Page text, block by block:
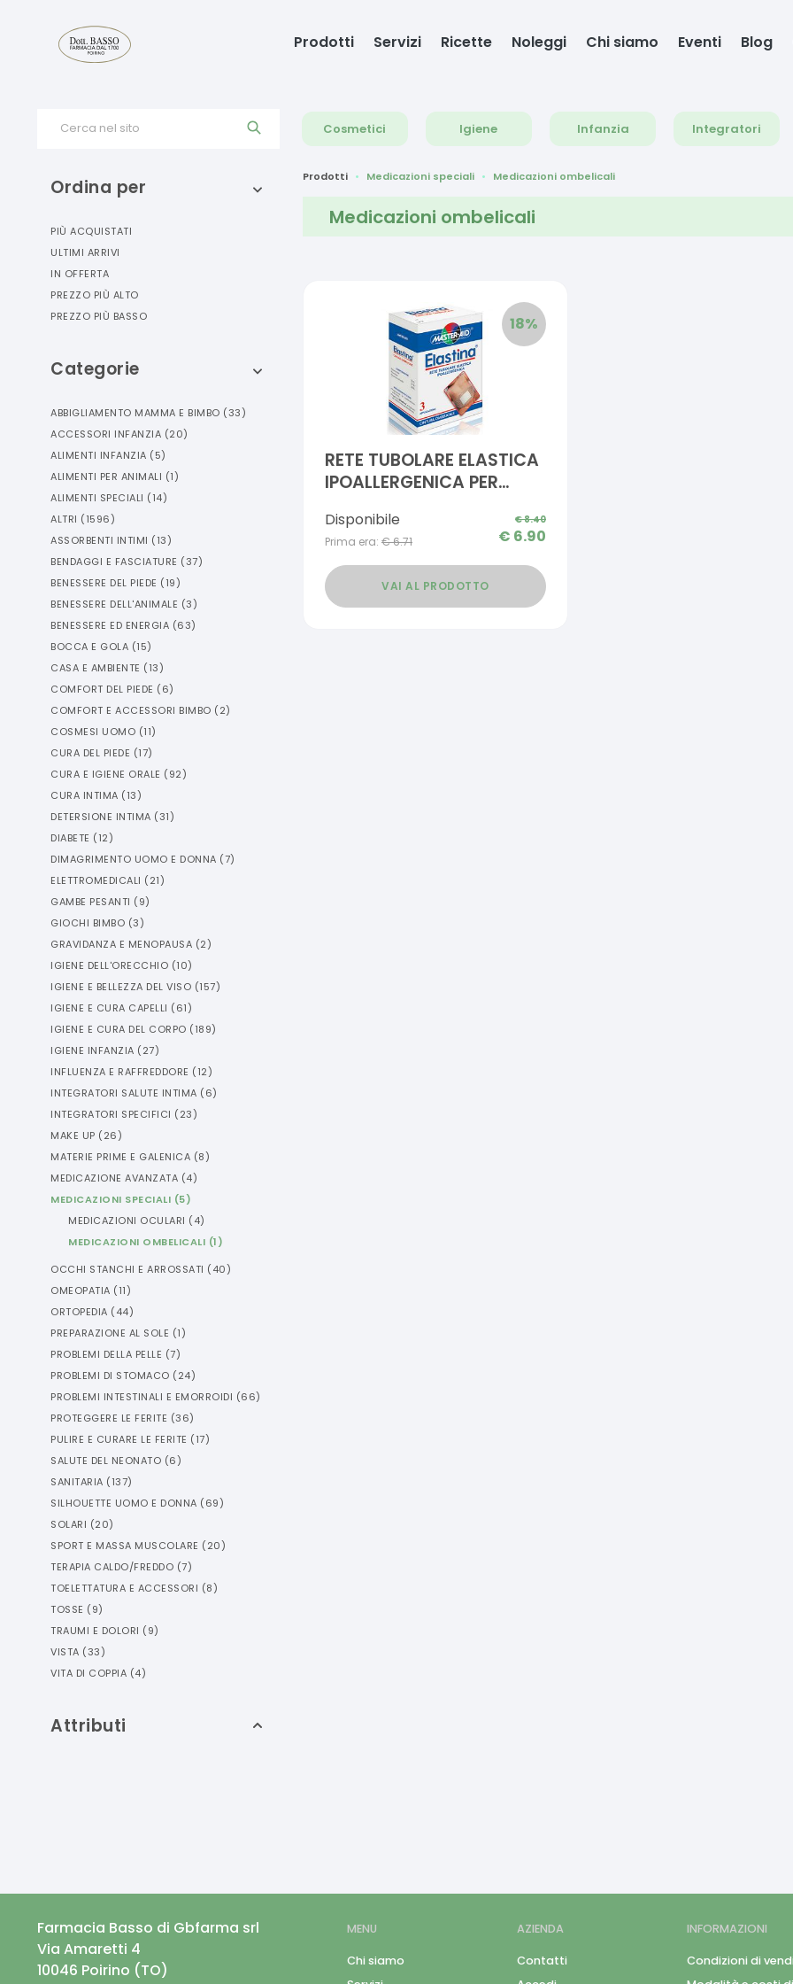
Prodotti Servizi Ricette Noleggi Chi siamo Eventi Blog
Cerca nel sito Cosmetici Igiene Infanzia Integratori
Ordina per
PIÙ ACQUISTATI
ULTIMI ARRIVI
IN OFFERTA
PREZZO PIÙ ALTO
PREZZO PIÙ BASSO
Categorie
ABBIGLIAMENTO MAMMA E BIMBO (33)
ACCESSORI INFANZIA (20)
ALIMENTI INFANZIA (5)
ALIMENTI PER ANIMALI (1)
ALIMENTI SPECIALI (14)
ALTRI (1596)
ASSORBENTI INTIMI (13)
BENDAGGI E FASCIATURE (37)
BENESSERE DEL PIEDE (19)
BENESSERE DELL'ANIMALE (3)
BENESSERE ED ENERGIA (63)
BOCCA E GOLA (15)
CASA E AMBIENTE (13)
COMFORT DEL PIEDE (6)
COMFORT E ACCESSORI BIMBO (2)
COSMESI UOMO (11)
CURA DEL PIEDE (17)
CURA E IGIENE ORALE (92)
CURA INTIMA (13)
DETERSIONE INTIMA (31)
DIABETE (12)
DIMAGRIMENTO UOMO E DONNA (7)
ELETTROMEDICALI (21)
GAMBE PESANTI (9)
GIOCHI BIMBO (3)
GRAVIDANZA E MENOPAUSA (2)
IGIENE DELL'ORECCHIO (10)
IGIENE E BELLEZZA DEL VISO (157)
IGIENE E CURA CAPELLI (61)
IGIENE E CURA DEL CORPO (189)
IGIENE INFANZIA (27)
INFLUENZA E RAFFREDDORE (12)
INTEGRATORI SALUTE INTIMA (6)
INTEGRATORI SPECIFICI (23)
MAKE UP (26)
MATERIE PRIME E GALENICA (8)
MEDICAZIONE AVANZATA (4)
MEDICAZIONI SPECIALI (5)
MEDICAZIONI OCULARI (4)
MEDICAZIONI OMBELICALI (1)
OCCHI STANCHI E ARROSSATI (40)
OMEOPATIA (11)
ORTOPEDIA (44)
PREPARAZIONE AL SOLE (1)
PROBLEMI DELLA PELLE (7)
PROBLEMI DI STOMACO (24)
PROBLEMI INTESTINALI E EMORROIDI (66)
PROTEGGERE LE FERITE (36)
PULIRE E CURARE LE FERITE (17)
SALUTE DEL NEONATO (6)
SANITARIA (137)
SILHOUETTE UOMO E DONNA (69)
SOLARI (20)
SPORT E MASSA MUSCOLARE (20)
TERAPIA CALDO/FREDDO (7)
TOELETTATURA E ACCESSORI (8)
TOSSE (9)
TRAUMI E DOLORI (9)
VISTA (33)
VITA DI COPPIA (4)
Attributi
Prodotti Medicazioni speciali Medicazioni ombelicali
Medicazioni ombelicali
18%
RETE TUBOLARE ELASTICA
IPOALLERGENICA PER
MASTER-AID 4,5 CM IN
TENSIONE CALIBRO 5,5
CM
Disponibile
Prima era: €6.71
€8.40
€ 6.90
VAI AL PRODOTTO
Farmacia Basso di Gbfarma srl
Via Amaretti 4
10046 Poirino (TO)
MENU
Chi siamo
AZIENDA
Contatti
INFORMAZIONI
Condizioni di